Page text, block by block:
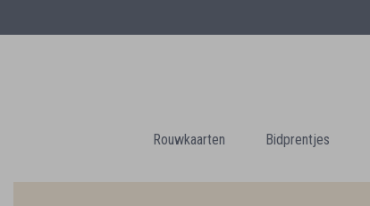
Rouwkaarten Bidprentjes